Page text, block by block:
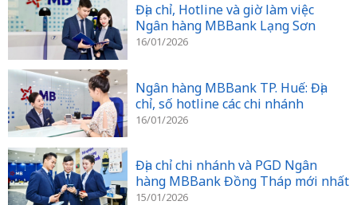
Địa chỉ, Hotline và giờ làm việc
Ngân hàng MBBank Lạng Sơn
16/01/2026
Ngân hàng MBBank TP. Huế: Địa
chỉ, số hotline các chi nhánh
16/01/2026
Địa chỉ chi nhánh và PGD Ngân
hàng MBBank Đồng Tháp mới nhất
15/01/2026